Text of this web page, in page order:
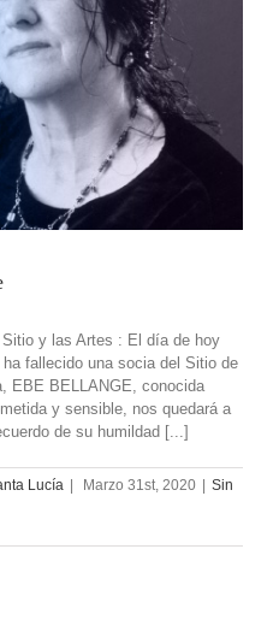
y las Artes : El día de hoy
fallecido una socia del Sitio de
EBE BELLANGE, conocida
y sensible, nos quedará a
de su humildad [...]
Lucía Marzo 31st, 2020
Sin